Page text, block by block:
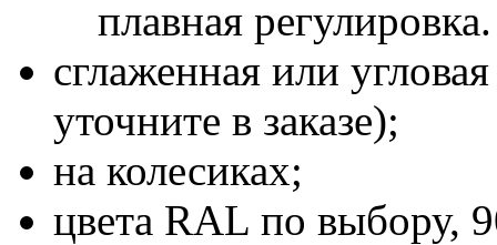
плавная регулировка.
сглаженная или
уточните в заказе);
на колесиках;
цвета RAL по выбору,